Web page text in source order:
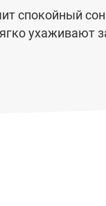
спокойный
ухаживают